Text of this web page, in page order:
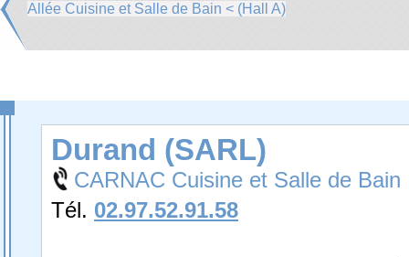
Allée Cuisine et Salle de Bain < (Hall A)
Durand (SARL)
CARNAC Cuisine et Salle de Bain
Tél. 02.97.52.91.58